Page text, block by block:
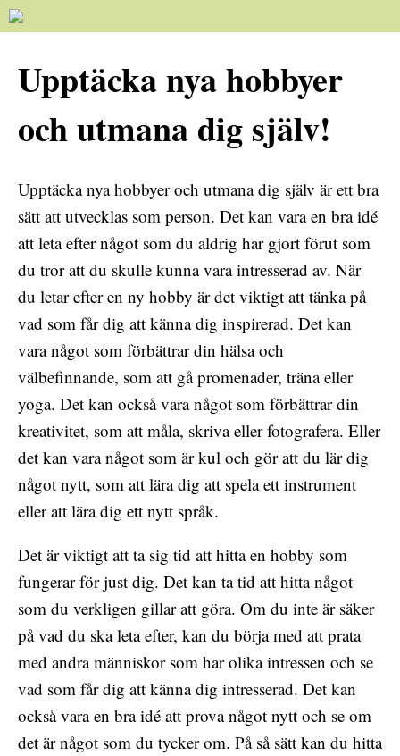
Upptäcka nya hobbyer
och utmana dig själv!
Upptäcka nya hobbyer och utmana dig själv är ett bra
sätt att utvecklas som person. Det kan vara en bra idé
att leta efter något som du aldrig har gjort förut som
du tror att du skulle kunna vara intresserad av. När
du letar efter en ny hobby är det viktigt att tänka på
vad som får dig att känna dig inspirerad. Det kan
vara något som förbättrar din hälsa och
välbefinnande, som att gå promenader, träna eller
yoga. Det kan också vara något som förbättrar din
kreativitet, som att måla, skriva eller fotografera. Eller
det kan vara något som är kul och gör att du lär dig
något nytt, som att lära dig att spela ett instrument
eller att lära dig ett nytt språk.
Det är viktigt att ta sig tid att hitta en hobby som
fungerar för just dig. Det kan ta tid att hitta något
som du verkligen gillar att göra. Om du inte är säker
på vad du ska leta efter, kan du börja med att prata
med andra människor som har olika intressen och se
vad som får dig att känna dig intresserad. Det kan
också vara en bra idé att prova något nytt och se om
det är något som du tycker om. På så sätt kan du hitta